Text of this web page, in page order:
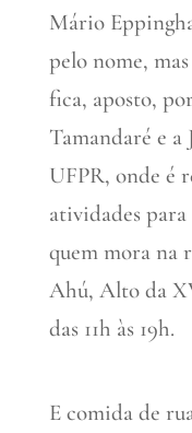
Mário
pelo nome,
fica, aposto,
Tamandaré e a
UFPR, onde é
atividades
quem mora na
Ahú, Alto da
das 11h às 19h.
E comida de